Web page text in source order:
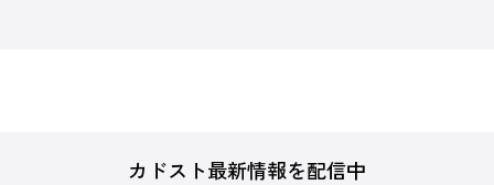
カドスト最新情報を配信中